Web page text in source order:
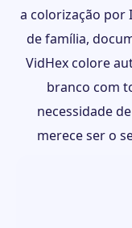
a colorização por
de família,
VidHex colore
branco com
necessidade
merece ser o